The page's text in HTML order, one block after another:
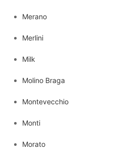
Merano
Merlini
Milk
Molino Braga
Montevecchio
Monti
Morato